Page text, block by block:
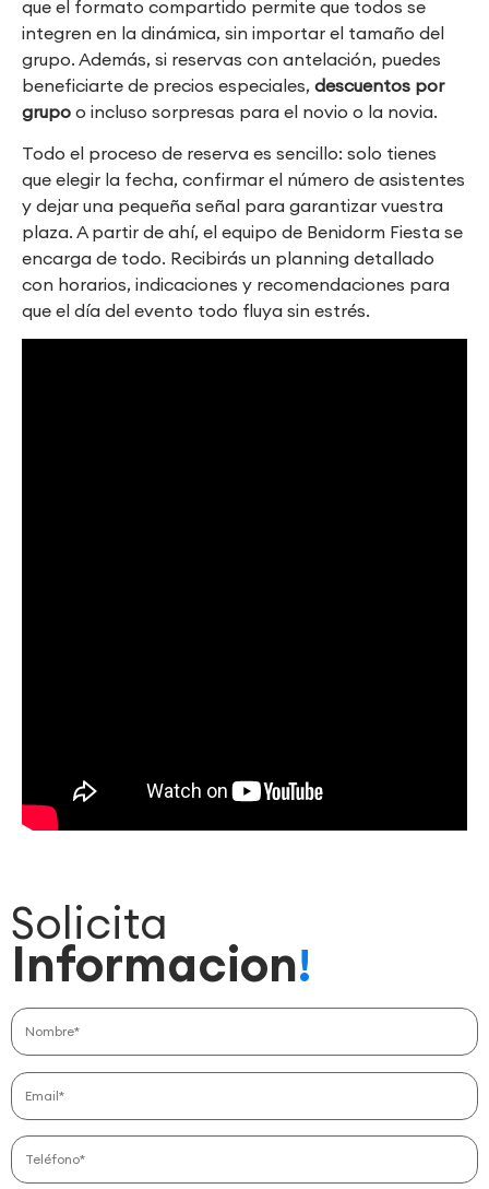
que el formato compartido permite que todos se
integren en la dinámica, sin importar el tamaño del
grupo. Además, si reservas con antelación, puedes
beneficiarte de precios especiales, descuentos por
grupo o incluso sorpresas para el novio o la novia.
Todo el proceso de reserva es sencillo: solo tienes
que elegir la fecha, confirmar el número de asistentes
y dejar una pequeña señal para garantizar vuestra
plaza. A partir de ahí, el equipo de Benidorm Fiesta se
encarga de todo. Recibirás un planning detallado
con horarios, indicaciones y recomendaciones para
que el día del evento todo fluya sin estrés.
Solicita
Informacion!